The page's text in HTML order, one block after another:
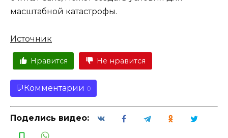
масштабной катастрофы.
Источник
Нравится Не нравится
Комментарии 0
Поделись видео: